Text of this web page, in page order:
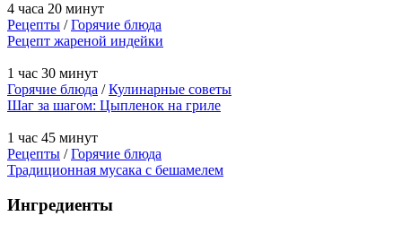
4 часа 20 минут
Рецепты /Горячие блюда
Рецепт жареной индейки
1 час 30 минут
Горячие блюда /Кулинарные советы
Шаг за шагом: Цыпленок на гриле
1 час 45 минут
Рецепты /Горячие блюда
Традиционная мусака с бешамелем
Ингредиенты